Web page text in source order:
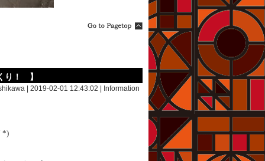
り！ 】
| 2019-02-01 12:43:02 | Information
*)